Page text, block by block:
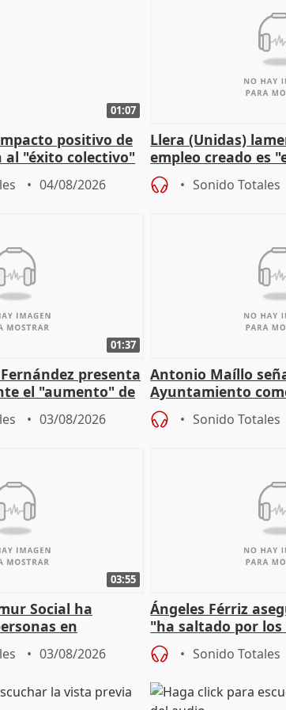
01:07
positivo de
al "éxito colectivo"
04/08/2026
Llera (Unidas)
empleo creado es
"esfumará" al
Sonido Totales
01:37
presenta
el "aumento" de
03/08/2026
Antonio Maíllo
Ayuntamiento
especulador más"
Jiménez Becerril
Sonido Totales
03:55
Social ha
en
03/08/2026
Ángeles Férriz
"ha saltado por los
negociación tras
Sonido Totales